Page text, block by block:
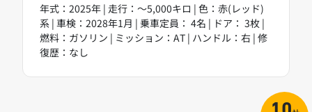
年式：2025年 | 走行：～5,000キロ | 色：赤(レッド)
系 | 車検：2028年1月 | 乗車定員： 4名 | ドア： 3枚 |
燃料：ガソリン | ミッション：AT | ハンドル：右 | 修
復歴：なし